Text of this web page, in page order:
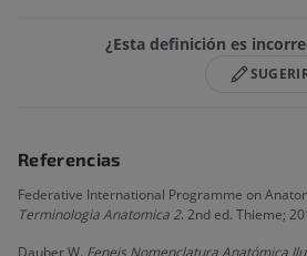
¿Esta definición es
Referencias
Federative International Programme on
Terminologia Anatomica 2. 2nd ed. Thieme;